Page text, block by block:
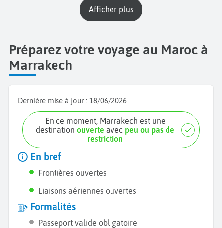
Afficher plus
Préparez votre voyage au Maroc à
Marrakech
Dernière mise à jour : 18/06/2026
En ce moment, Marrakech est une
destinationouverte avec peu ou pas de
restriction
En bref
Frontières ouvertes
Liaisons aériennes ouvertes
Formalités
Passeport valide obligatoire